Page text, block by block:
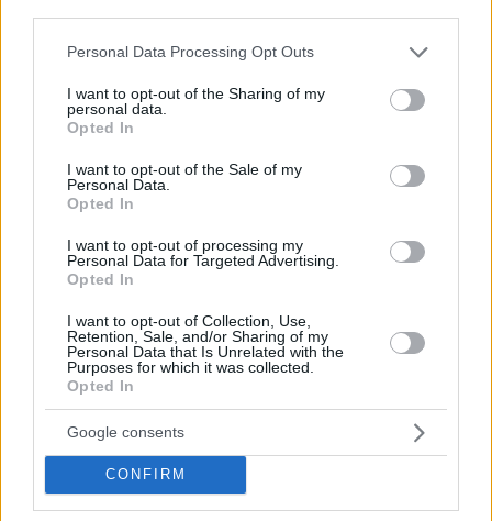
Please note that this website/app uses one or more Google
not limited to your visit or usage behaviour. You may click to
grant or deny consent to Google and its third-party tags to
use your data for below specified purposes in below Google
consent section.
Personal Data Processing Opt Outs
I want to opt-out of the Sharing of my
personal data.
Opted In
I want to opt-out of the Sale of my
Personal Data.
Opted In
I want to opt-out of processing my
Personal Data for Targeted Advertising.
Opted In
I want to opt-out of Collection, Use,
Retention, Sale, and/or Sharing of my
Personal Data that Is Unrelated with the
Purposes for which it was collected.
Opted In
Google consents
CONFIRM
Hirdetés